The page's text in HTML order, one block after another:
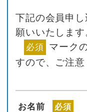
下記の会員申
願いいたします
必須 マーク
すので、ご注意
お名前 必須